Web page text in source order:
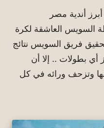
أندية مصر
السويس العاشقة لكرة
فريق السويس نتائج
أي بطولات .. إلا أن
وتزحف ورائه في كل